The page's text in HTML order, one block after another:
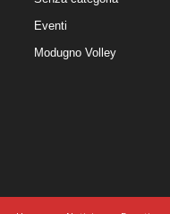
Eventi
Modugno Volley